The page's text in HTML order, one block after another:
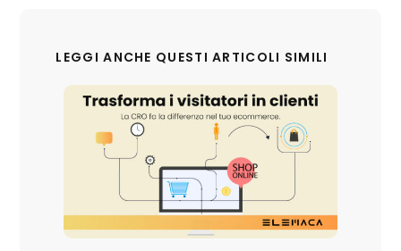
LEGGI ANCHE QUESTI ARTICOLI SIMILI